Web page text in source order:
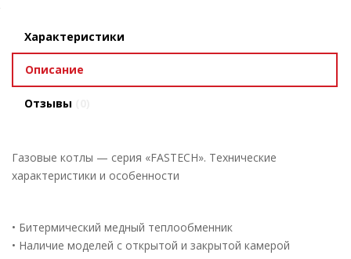
Характеристики
Описание
Отзывы
Газовые котлы — серия «FASTECH». Технические
характеристики и особенности
• Битермический медный теплообменник
• Наличие моделей с открытой и закрытой камерой